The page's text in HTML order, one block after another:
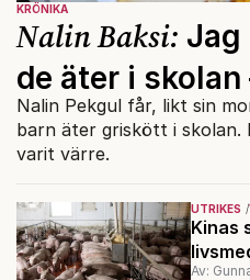
UTRIKES
Kinas
Av:
KRÖNIKA
Nalin Baksi: Jag
de äter i skolan
Nalin Pekgul får, likt sin
barn äter griskött i skolan.
varit värre.